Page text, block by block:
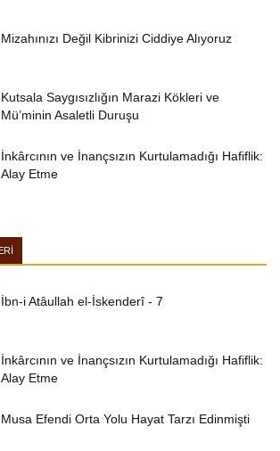
Mizahınızı Değil Kibrinizi Ciddiye Alıyoruz
Kutsala Saygısızlığın Marazi Kökleri ve
Mü’minin Asaletli Duruşu
İnkârcının ve İnançsızın Kurtulamadığı Hafiflik:
Alay Etme
İbn-i Atâullah el-İskenderî - 7
İnkârcının ve İnançsızın Kurtulamadığı Hafiflik:
Alay Etme
Musa Efendi Orta Yolu Hayat Tarzı Edinmişti